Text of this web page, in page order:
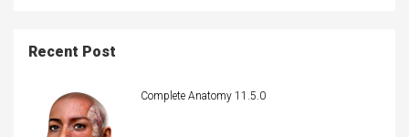
Recent Post
Complete Anatomy 11.5.0